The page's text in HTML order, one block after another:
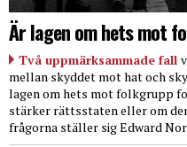
Är lagen om hets mot
Två uppmärksammade fall
mellan skyddet mot hat och
lagen om hets mot folkgrupp
stärker rättsstaten eller om
frågorna ställer sig Edward